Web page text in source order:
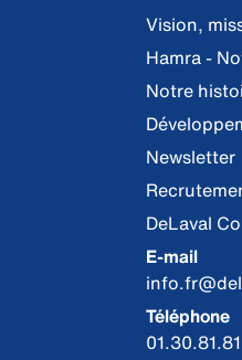
Vision,
Hamra -
Notre
Newsletter
DeLaval
E-mail
Téléphone